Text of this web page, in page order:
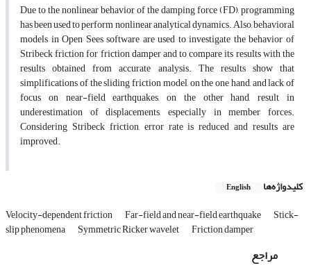
Due to the nonlinear behavior of the damping force (FD), programming
has been used to perform nonlinear analytical dynamics. Also, behavioral
models in Open Sees software are used to investigate the behavior of
Stribeck friction for friction damper and to compare its results with the
results obtained from accurate analysis. The results show that
simplifications of the sliding friction model, on the one hand, and lack of
focus on near-field earthquakes, on the other hand, result in
underestimation of displacements, especially in member forces.
Considering Stribeck friction, error rate is reduced and results are
improved.
کلیدواژه‌ها English
Velocity-dependent friction Far-field and near-field earthquake Stick-
slip phenomena Symmetric Ricker wavelet Friction damper
مراجع